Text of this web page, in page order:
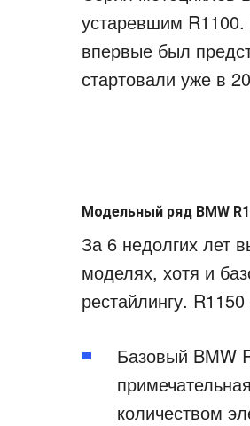
устаревшим
впервые был
стартовали уже в
Модельный ряд BMW
За 6 недолгих лет
моделях, хотя и
рестайлингу.
Базовый BMW
количеством